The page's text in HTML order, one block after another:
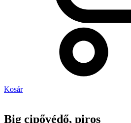
Kosár
Big cipővédő, piros